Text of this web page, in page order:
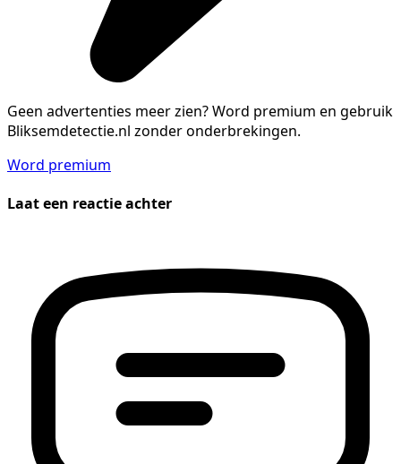
Geen advertenties meer zien?Word premium en gebruik
Bliksemdetectie.nl zonder onderbrekingen.
Word premium
Laat een reactie achter